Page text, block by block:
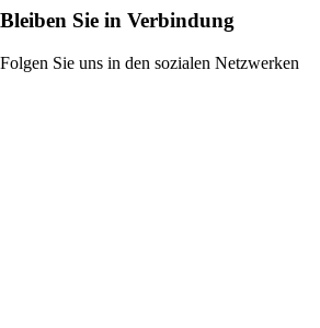
Bleiben Sie in Verbindung
Folgen Sie uns in den sozialen Netzwerken